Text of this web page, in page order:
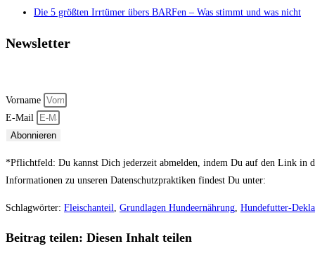
Die 5 größten Irrtümer übers BARFen – Was stimmt und was nicht
Newsletter
Vorname
E-Mail
Abonnieren
*Pflichtfeld: Du kannst Dich jederzeit abmelden, indem Du auf den Link in
Informationen zu unseren Datenschutzpraktiken findest Du unter:
Schlagwörter: Fleischanteil, Grundlagen Hundeernährung, Hundefutter-
Beitrag teilen: Diesen Inhalt teilen